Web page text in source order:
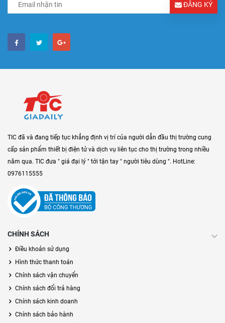
ĐĂNG KÝ
TIC đã và đang tiếp tục khẳng định vị trí của người dẫn đầu thị trường cung
cấp sản phẩm thiết bị điện tử và dịch vụ liên tục cho thị trường trong nhiều
năm qua. TIC đưa " giá đại lý " tới tận tay " người tiêu dùng ". HotLine:
0976115555
CHÍNH SÁCH
Điều khoản sử dụng
Hình thức thanh toán
Chính sách vận chuyển
Chính sách đổi trả hàng
Chính sách kinh doanh
Chính sách bảo hành